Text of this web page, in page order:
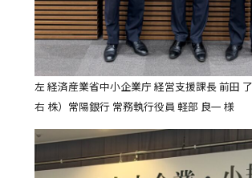
左 経済産業省中小企業庁 経営支援課長 前田
右 株）常陽銀行 常務執行役員 軽部 良一 様